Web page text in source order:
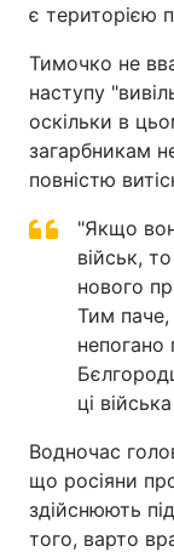
є територією
Тимочко не
наступу
оскільки в
загарбникам
повністю
"Якщо
військ,
нового
Тим
непогано
ці
Водночас
що росіяни
здійснюють
того, варто